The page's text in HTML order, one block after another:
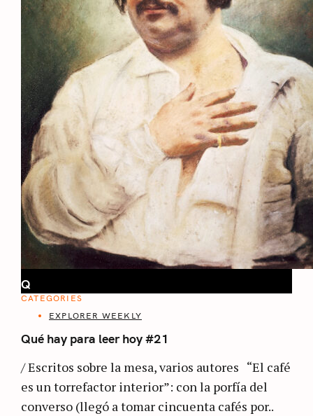
Q
CATEGORIES
EXPLORER WEEKLY
Qué hay para leer hoy #21
/ Escritos sobre la mesa, varios autores “El café
es un torrefactor interior”: con la porfía del
converso (llegó a tomar cincuenta cafés por..